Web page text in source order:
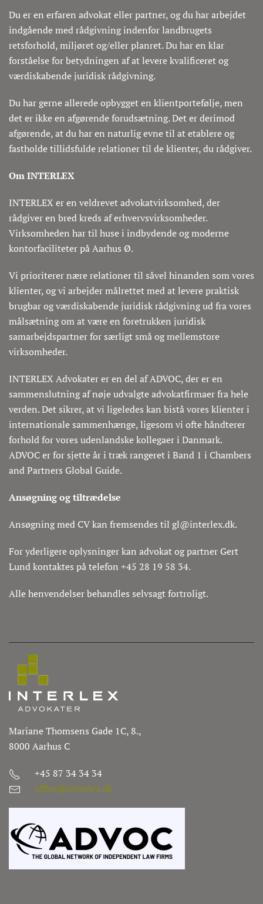
Du er en erfaren advokat eller partner, og du har arbejdet
indgående med rådgivning indenfor landbrugets
retsforhold, miljøret og/eller planret. Du har en klar
forståelse for betydningen af at levere kvalificeret og
værdiskabende juridisk rådgivning.
Du har gerne allerede opbygget en klientportefølje, men
det er ikke en afgørende forudsætning. Det er derimod
afgørende, at du har en naturlig evne til at etablere og
fastholde tillidsfulde relationer til de klienter, du rådgiver.
Om INTERLEX
INTERLEX er en veldrevet advokatvirksomhed, der
rådgiver en bred kreds af erhvervsvirksomheder.
Virksomheden har til huse i indbydende og moderne
kontorfaciliteter på Aarhus Ø.
Vi prioriterer nære relationer til såvel hinanden som vores
klienter, og vi arbejder målrettet med at levere praktisk
brugbar og værdiskabende juridisk rådgivning ud fra vores
målsætning om at være en foretrukken juridisk
samarbejdspartner for særligt små og mellemstore
virksomheder.
INTERLEX Advokater er en del af ADVOC, der er en
sammenslutning af nøje udvalgte advokatfirmaer fra hele
verden. Det sikrer, at vi ligeledes kan bistå vores klienter i
internationale sammenhænge, ligesom vi ofte håndterer
forhold for vores udenlandske kollegaer i Danmark.
ADVOC er for sjette år i træk rangeret i Band 1 i Chambers
and Partners Global Guide.
Ansøgning og tiltrædelse
Ansøgning med CV kan fremsendes til gl@interlex.dk.
For yderligere oplysninger kan advokat og partner Gert
Lund kontaktes på telefon +45 28 19 58 34.
Alle henvendelser behandles selvsagt fortroligt.
Mariane Thomsens Gade 1C, 8.,
8000 Aarhus C
+45 87 34 34 34
office@interlex.dk